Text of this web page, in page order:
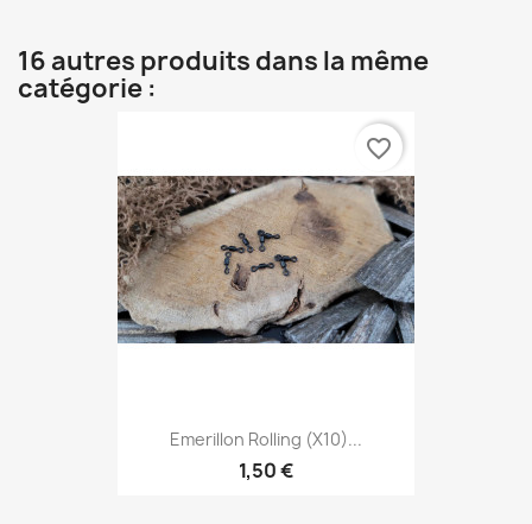
16 autres produits dans la même
catégorie :
Emerillon Rolling (x10)...
1,50 €
favorite_border